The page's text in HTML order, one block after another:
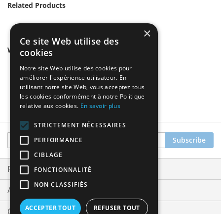
Related Products
We found other products you might like!
Sign
Up
for
Our
Newsletter:
Subscribe
Privacy and Cookie Policy
Advanced Search
Orders and Returns
×
Ce site Web utilise des
cookies
Notre site Web utilise des cookies pour
améliorer l'expérience utilisateur. En
utilisant notre site Web, vous acceptez tous
les cookies conformément à notre Politique
relative aux cookies. En savoir plus
STRICTEMENT NÉCESSAIRES
PERFORMANCE
CIBLAGE
FONCTIONNALITÉ
NON CLASSIFIÉS
ACCEPTER TOUT REFUSER TOUT